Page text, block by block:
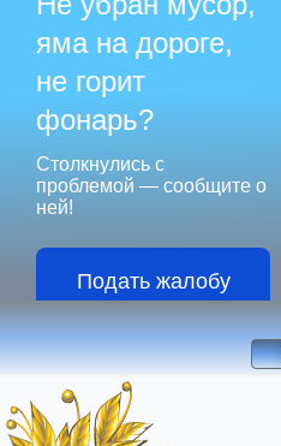
яма на дороге,
не горит
фонарь?
Столкнулись с
проблемой — сообщите о
ней!
Подать жалобу